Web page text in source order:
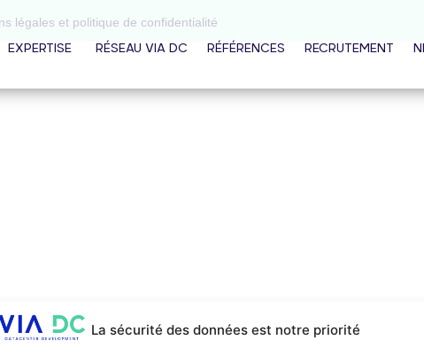
La sécurité des données est notre priorité
EXPERTISE RÉSEAU VIA DC RÉFÉRENCES RECRUTEMENT
légales et politique de confidentialité